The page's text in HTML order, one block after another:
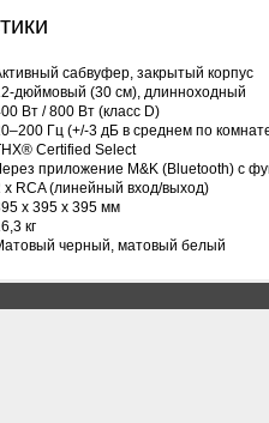
сабвуфер, закрытый корпус
дюймовый (30 см), длинноходный
Вт / 800 Вт (класс D)
Гц (+/-3 дБ в среднем по
Certified Select
приложение M&K (Bluetooth) с
x RCA (линейный вход/выход)
x 395 x 395 мм
кг
черный, матовый белый